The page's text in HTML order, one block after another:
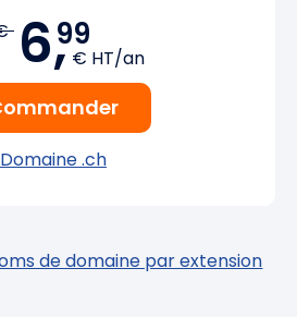
6,99
€ HT/an
Domaine .ch
de domaine par extension